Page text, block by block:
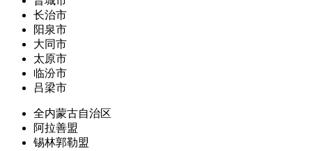
长治市
阳泉市
大同市
太原市
临汾市
吕梁市
全内蒙古自治区
阿拉善盟
锡林郭勒盟